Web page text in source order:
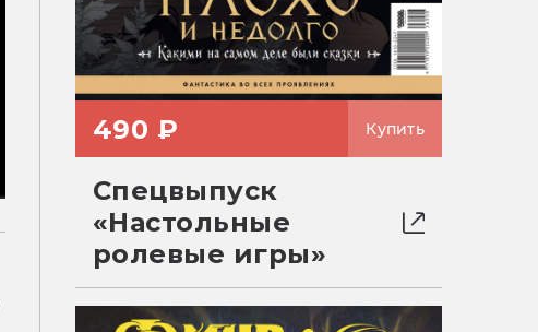
490 ₽ Купить
Спецвыпуск
«Настольные
ролевые игры»